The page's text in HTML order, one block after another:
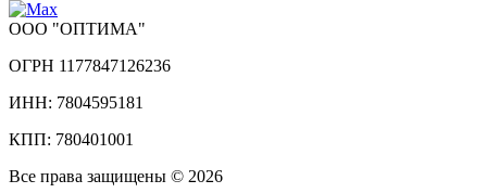
ООО "ОПТИМА"
ОГРН 1177847126236
ИНН: 7804595181
КПП: 780401001
Все права защищены © 2026